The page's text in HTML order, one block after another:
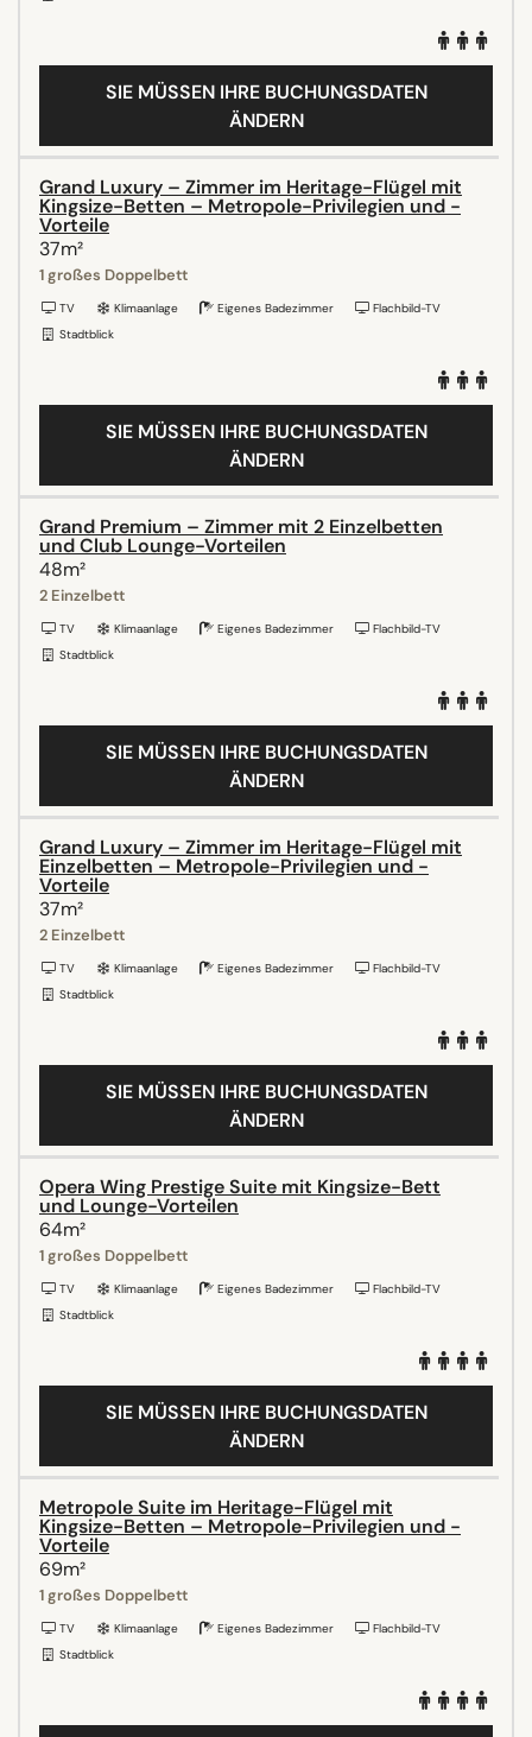
SIE MÜSSEN IHRE BUCHUNGSDATEN
ÄNDERN
Grand Luxury – Zimmer im Heritage-Flügel mit
Kingsize-Betten – Metropole-Privilegien und -
Vorteile
37m²
1 großes Doppelbett
TV Klimaanlage Eigenes Badezimmer
Flachbild-TV
Stadtblick
SIE MÜSSEN IHRE BUCHUNGSDATEN
ÄNDERN
Grand Premium – Zimmer mit 2 Einzelbetten
und Club Lounge-Vorteilen
48m²
2 Einzelbett
TV Klimaanlage Eigenes Badezimmer
Flachbild-TV
Stadtblick
SIE MÜSSEN IHRE BUCHUNGSDATEN
ÄNDERN
Grand Luxury – Zimmer im Heritage-Flügel mit
Einzelbetten – Metropole-Privilegien und -
Vorteile
37m²
2 Einzelbett
TV Klimaanlage Eigenes Badezimmer
Flachbild-TV
Stadtblick
SIE MÜSSEN IHRE BUCHUNGSDATEN
ÄNDERN
Opera Wing Prestige Suite mit Kingsize-Bett
und Lounge-Vorteilen
64m²
1 großes Doppelbett
TV Klimaanlage Eigenes Badezimmer
Flachbild-TV
Stadtblick
SIE MÜSSEN IHRE BUCHUNGSDATEN
ÄNDERN
Metropole Suite im Heritage-Flügel mit
Kingsize-Betten – Metropole-Privilegien und -
Vorteile
69m²
1 großes Doppelbett
TV Klimaanlage Eigenes Badezimmer
Flachbild-TV
Stadtblick